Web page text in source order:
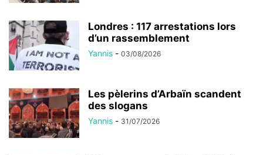
Londres : 117 arrestations lors
d’un rassemblement
Yannis - 03/08/2026
Les pèlerins d’Arbaïn scandent
des slogans
Yannis - 31/07/2026